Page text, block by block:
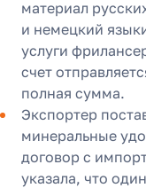
материал
и немецкий
услуги
счет
полная сумма.
Экспортер
минеральные
договор с
указала, что